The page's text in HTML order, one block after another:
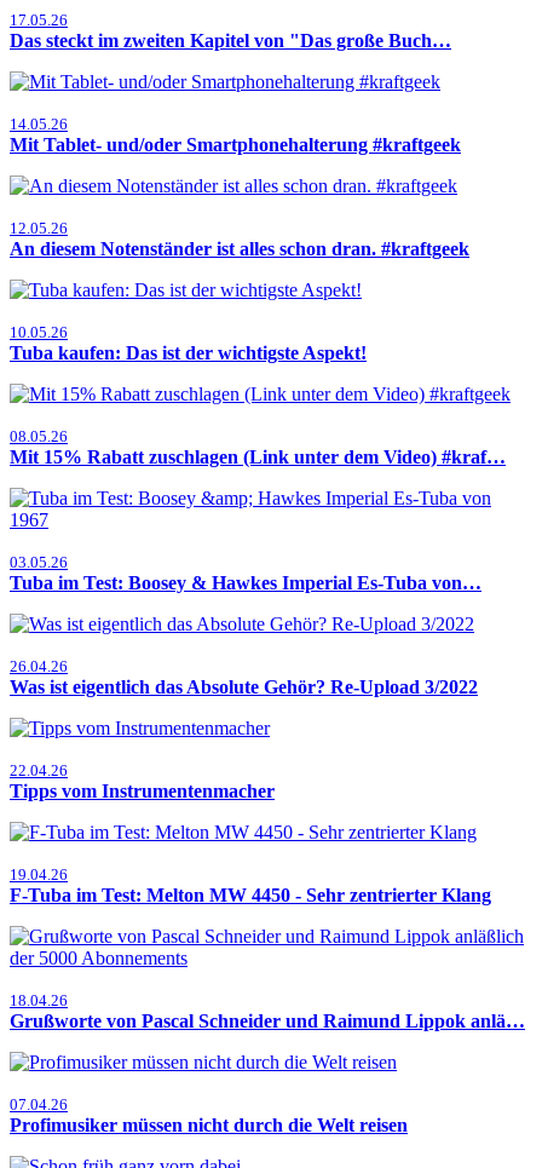
17.05.26
Das steckt im zweiten Kapitel von "Das große Buch…
14.05.26
Mit Tablet- und/oder Smartphonehalterung #kraftgeek
12.05.26
An diesem Notenständer ist alles schon dran. #kraftgeek
10.05.26
Tuba kaufen: Das ist der wichtigste Aspekt!
08.05.26
Mit 15% Rabatt zuschlagen (Link unter dem Video) #kraf…
03.05.26
Tuba im Test: Boosey & Hawkes Imperial Es-Tuba von…
26.04.26
Was ist eigentlich das Absolute Gehör? Re-Upload 3/2022
22.04.26
Tipps vom Instrumentenmacher
19.04.26
F-Tuba im Test: Melton MW 4450 - Sehr zentrierter Klang
18.04.26
Grußworte von Pascal Schneider und Raimund Lippok anlä…
07.04.26
Profimusiker müssen nicht durch die Welt reisen